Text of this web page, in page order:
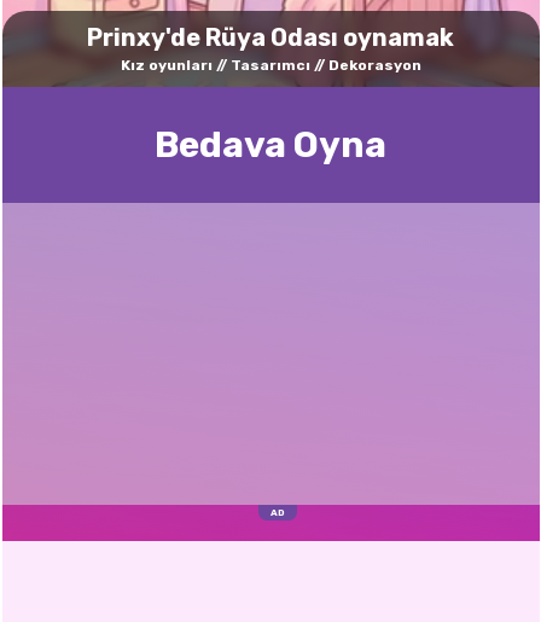
Prinxy'de Rüya Odası oynamak
Kız oyunları Tasarımcı Dekorasyon
Bedava Oyna